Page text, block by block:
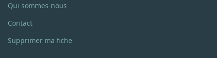
Qui sommes-nous
Contact
Supprimer ma fiche